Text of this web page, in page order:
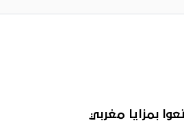
بمزايا مغربي